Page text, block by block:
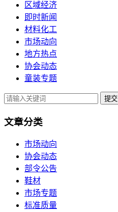
区域经济
即时新闻
材料化工
市场动向
地方热点
协会动态
童装专题
提交
文章分类
市场动向
协会动态
部令公告
鞋材
市场专题
标准质量